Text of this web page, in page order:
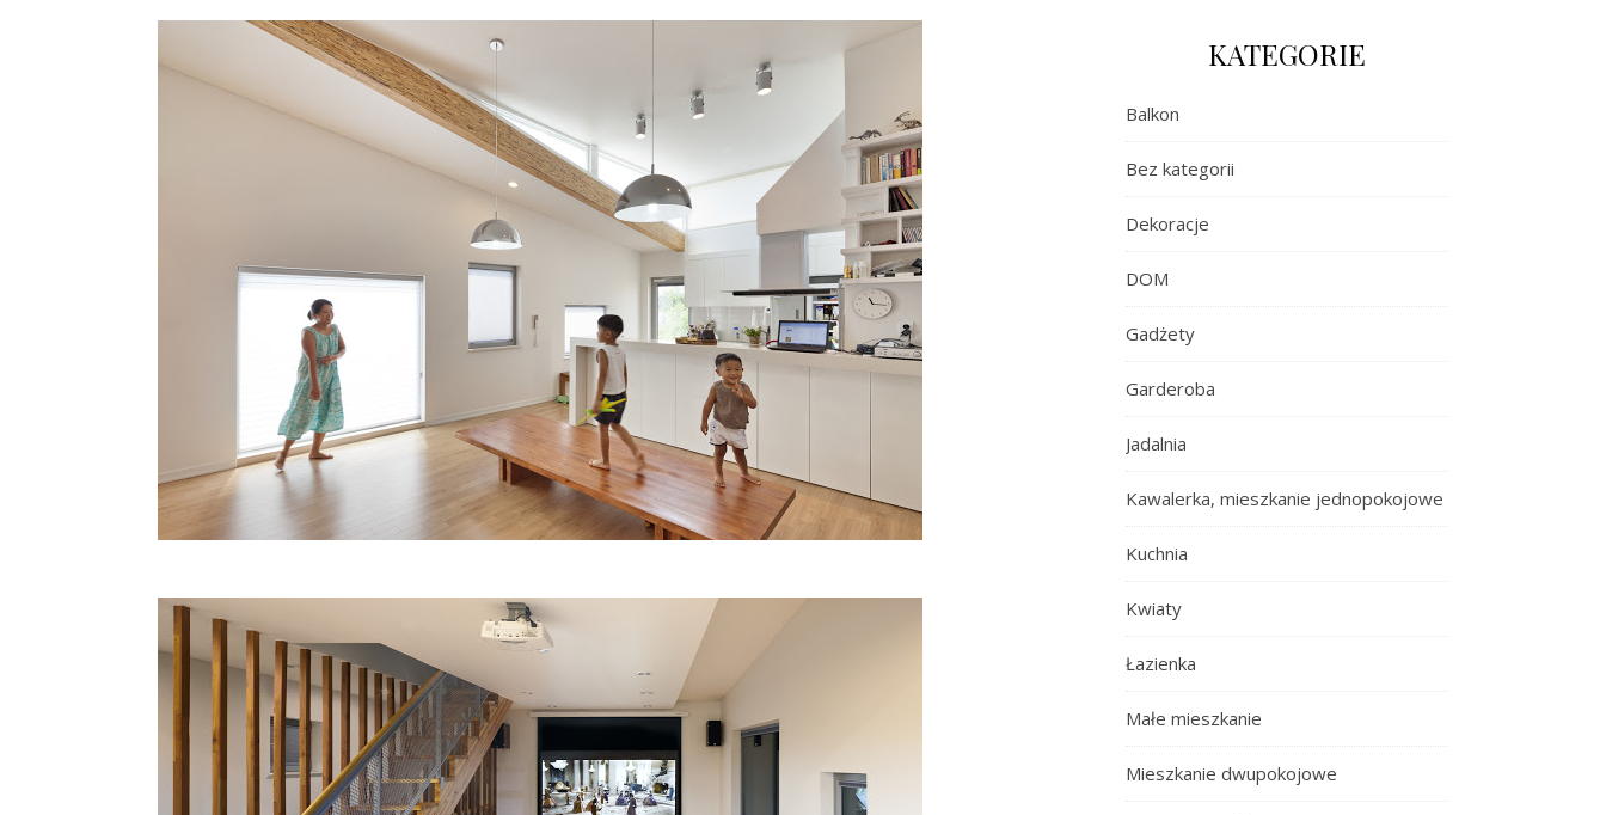
KATEGORIE
Balkon
Bez kategorii
Dekoracje
DOM
Gadżety
Garderoba
Jadalnia
Kawalerka, mieszkanie jednopokojowe
Kuchnia
Kwiaty
Łazienka
Małe mieszkanie
Mieszkanie dwupokojowe